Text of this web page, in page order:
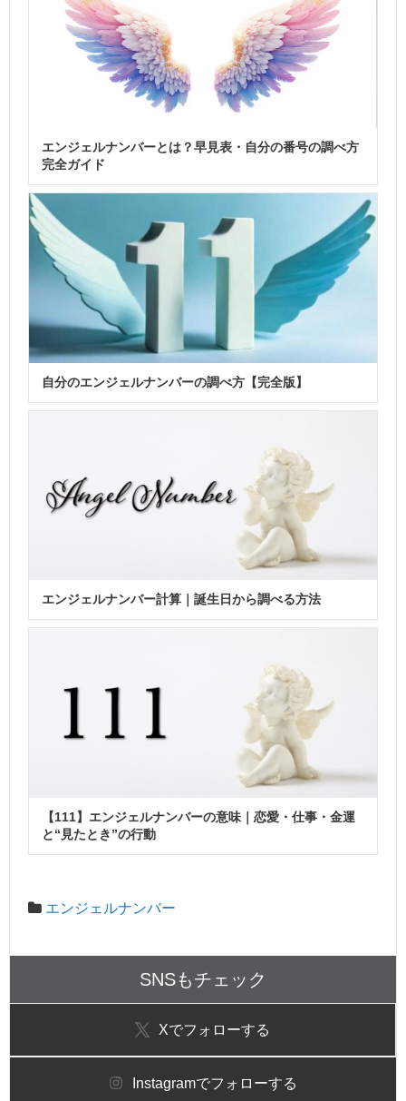
エンジェルナンバーとは？早見表・自分の番号の調べ方
完全ガイド
自分のエンジェルナンバーの調べ方【完全版】
エンジェルナンバー計算｜誕生日から調べる方法
【111】エンジェルナンバーの意味｜恋愛・仕事・金運
と“見たとき”の行動
エンジェルナンバー
SNSもチェック
Xでフォローする
Instagramでフォローする